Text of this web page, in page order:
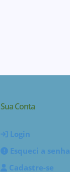
Sua Conta
Login
Esqueci a senha
Cadastre-se